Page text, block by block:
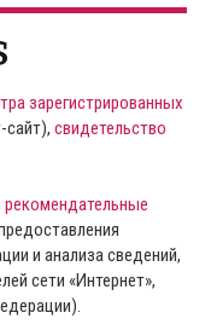
зарегистрированных
сайт), свидетельство
рекомендательные
и анализа сведений,
сети «Интернет»,